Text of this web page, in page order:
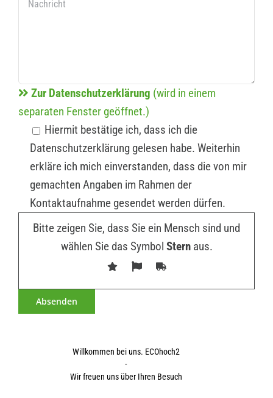
Zur Datenschutzerklärung (wird in einem
separaten Fenster geöffnet.)
Hiermit bestätige ich, dass ich die
Datenschutzerklärung gelesen habe. Weiterhin
erkläre ich mich einverstanden, dass die von mir
gemachten Angaben im Rahmen der
Kontaktaufnahme gesendet werden dürfen.
Bitte zeigen Sie, dass Sie ein Mensch sind und
wählen Sie das Symbol Sternaus.
Willkommen bei uns. ECOhoch2
-
Wir freuen uns über Ihren Besuch